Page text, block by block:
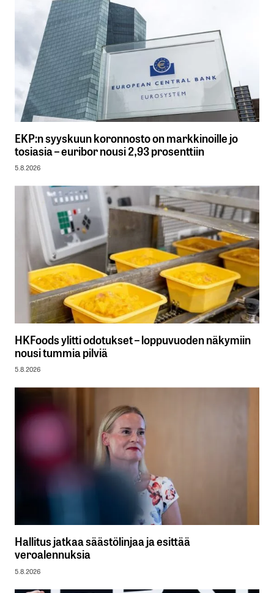
EKP:n syyskuun koronnosto on markkinoille jo
tosiasia – euribor nousi 2,93 prosenttiin
5.8.2026
HKFoods ylitti odotukset – loppuvuoden näkymiin
nousi tummia pilviä
5.8.2026
Hallitus jatkaa säästölinjaa ja esittää
veroalennuksia
5.8.2026